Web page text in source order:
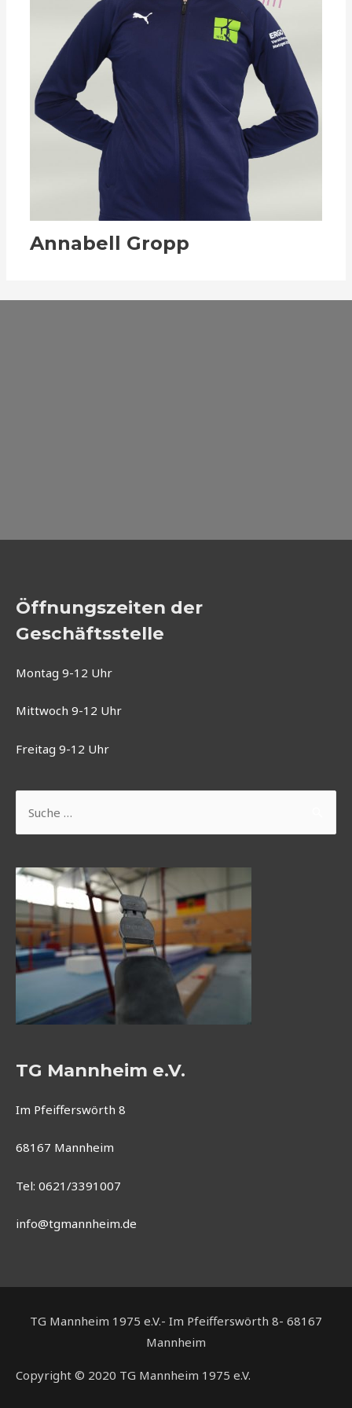
Annabell Gropp
Öffnungszeiten der
Geschäftsstelle
Montag 9-12 Uhr
Mittwoch 9-12 Uhr
Freitag 9-12 Uhr
nach:
TG Mannheim e.V.
Im Pfeifferswörth 8
68167 Mannheim
Tel: 0621/3391007
info@tgmannheim.de
TG Mannheim 1975 e.V.- Im Pfeifferswörth 8- 68167
Mannheim
Copyright © 2020 TG Mannheim 1975 e.V.